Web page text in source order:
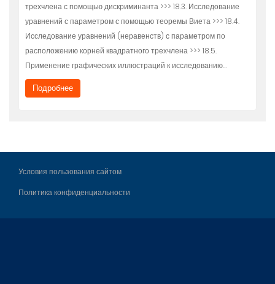
трехчлена с помощью дискриминанта >>> 18.3. Исследование
уравнений с параметром с помощью теоремы Виета >>> 18.4.
Исследование уравнений (неравенств) с параметром по
расположению корней квадратного трехчлена >>> 18.5.
Применение графических иллюстраций к исследованию…
Подробнее
Условия пользования сайтом
Политика конфиденциальности